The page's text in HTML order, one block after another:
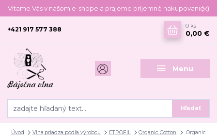
Vítame Vás v našom e-shope a prajeme príjemné nakupovanie :)
Menu
Hľadať
+421 917 577 388
0 ks
0,00 €
Úvod Vlna,priadza podľa výrobcu ETROFIL Organic Cotton
Organic